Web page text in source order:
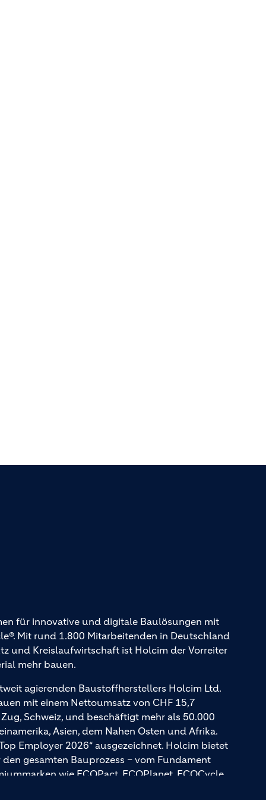
für innovative und digitale Baulösungen mit
Mit rund 1.800 Mitarbeitenden in Deutschland
und Kreislaufwirtschaft ist Holcim der Vorreiter
mehr bauen.
agierenden Baustoffherstellers Holcim Ltd.
mit einem Nettoumsatz von CHF 15,7
Schweiz, und beschäftigt mehr als 50.000
Asien, dem Nahen Osten und Afrika.
Employer 2026“ ausgezeichnet. Holcim bietet
gesamten Bauprozess – vom Fundament
wie ECOPact, ECOPlanet, ECOCycle